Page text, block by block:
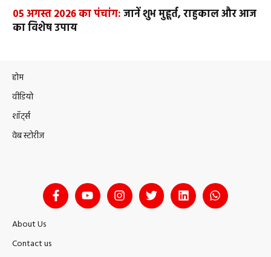
05 अगस्त 2026 का पंचांग:जानें शुभ मुहूर्त, राहुकाल और आज
का विशेष उपाय
होम
वीडियो
शॉर्ट्स
वेब स्टोरीज
About Us
Contact us